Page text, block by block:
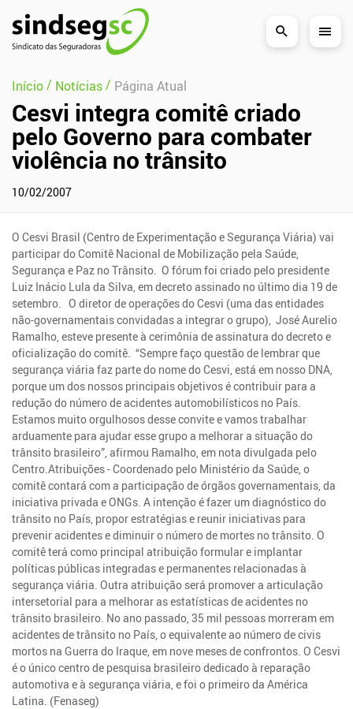
Pular Navegação (s)
Início/ Notícias/ Página Atual
Cesvi integra comitê criado
pelo Governo para combater
violência no trânsito
10/02/2007
O Cesvi Brasil (Centro de Experimentação e Segurança Viária) vai
participar do Comitê Nacional de Mobilização pela Saúde,
Segurança e Paz no Trânsito. O fórum foi criado pelo presidente
Luiz Inácio Lula da Silva, em decreto assinado no último dia 19 de
setembro. O diretor de operações do Cesvi (uma das entidades
não-governamentais convidadas a integrar o grupo), José Aurelio
Ramalho, esteve presente à cerimônia de assinatura do decreto e
oficialização do comitê. “Sempre faço questão de lembrar que
segurança viária faz parte do nome do Cesvi, está em nosso DNA,
porque um dos nossos principais objetivos é contribuir para a
redução do número de acidentes automobilísticos no País.
Estamos muito orgulhosos desse convite e vamos trabalhar
arduamente para ajudar esse grupo a melhorar a situação do
trânsito brasileiro”, afirmou Ramalho, em nota divulgada pelo
Centro.Atribuições - Coordenado pelo Ministério da Saúde, o
comitê contará com a participação de órgãos governamentais, da
iniciativa privada e ONGs. A intenção é fazer um diagnóstico do
trânsito no País, propor estratégias e reunir iniciativas para
prevenir acidentes e diminuir o número de mortes no trânsito. O
comitê terá como principal atribuição formular e implantar
políticas públicas integradas e permanentes relacionadas à
segurança viária. Outra atribuição será promover a articulação
intersetorial para a melhorar as estatísticas de acidentes no
trânsito brasileiro. No ano passado, 35 mil pessoas morreram em
acidentes de trânsito no País, o equivalente ao número de civis
mortos na Guerra do Iraque, em nove meses de confrontos. O Cesvi
é o único centro de pesquisa brasileiro dedicado à reparação
automotiva e à segurança viária, e foi o primeiro da América
Latina. (Fenaseg)